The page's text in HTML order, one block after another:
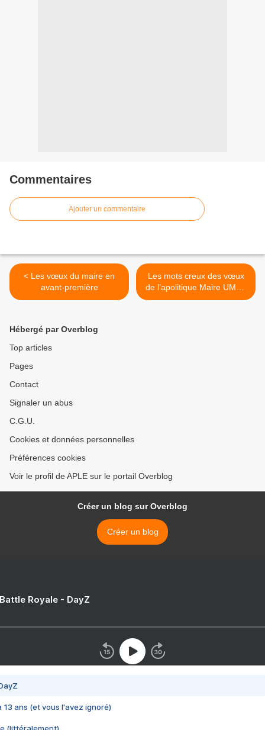
Commentaires
Ajouter un commentaire
< Les vœux du maire en
avant-première
Les mots creux des vœux
de l’apolitique Maire UMPF
de Luçon >
Hébergé par Overblog
Top articles
Pages
Contact
Signaler un abus
C.G.U.
Cookies et données personnelles
Préférences cookies
Voir le profil de APLE sur le portail Overblog
Créer un blog sur Overblog
Créer un blog
Royale - DayZ
13 ans (et vous l'avez ignoré)